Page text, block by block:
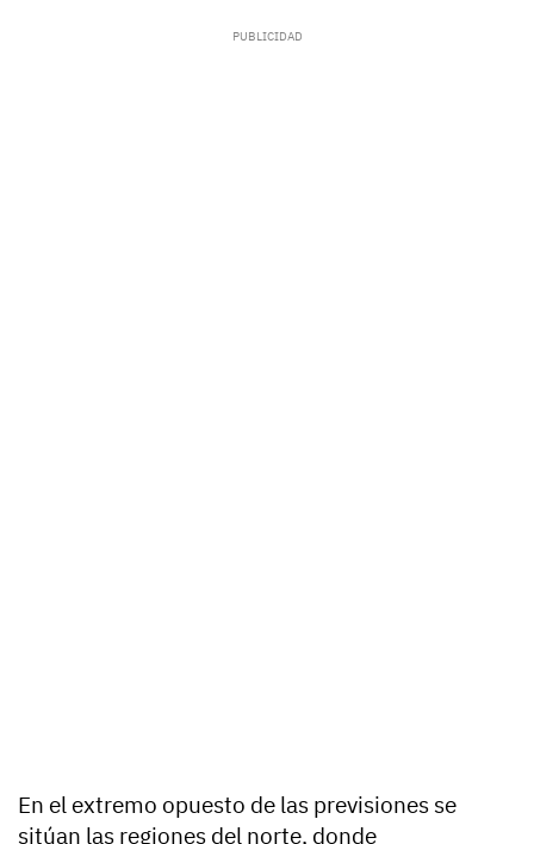
En el extremo opuesto de las previsiones se
sitúan las regiones del norte, donde